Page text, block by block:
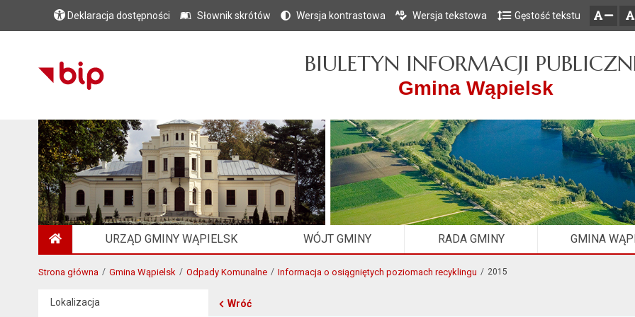
Przejdź do głównego menu
Przejdź do treści
Przejdź do mapy serwisu
Deklaracja dostępności Słownik skrótów Wersja kontrastowa Wersja tekstowa Gęstość tekstu
BIULETYN INFORMACJI
Gmina Wąpielsk
URZĄD GMINY WĄPIELSK WÓJT GMINY RADA GMINY GMINA
Strona główna Gmina Wąpielsk Odpady Komunalne Informacja o osiągniętych poziomach recyklingu 2015
Lokalizacja Wróć